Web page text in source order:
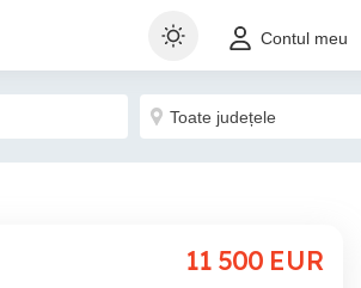
Contul meu
11 500 EUR